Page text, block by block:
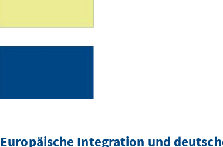
Europäische Integration und